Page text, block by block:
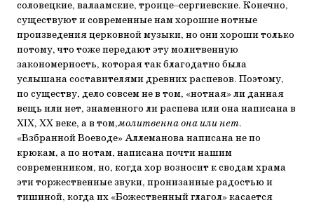
соловецкие, валаамские, троице–сергиевские. Конечно,
существуют и современные нам хорошие нотные
произведения церковной музыки, но они хороши только
потому, что тоже передают эту молитвенную
закономерность, которая так благодатно была
услышана составителями древних распевов. Поэтому,
по существу, дело совсем не в том, «нотная» ли данная
вещь или нет, знаменного ли распева или она написана в
XIX, XX веке, а в том,молитвенна она или нет.
«Взбранной Воеводе» Аллеманова написана не по
крюкам, а по нотам, написана почти нашим
современником, но, когда хор возносит к сводам храма
эти торжественные звуки, пронизанные радостью и
тишиной, когда их «Божественный глагол» касается